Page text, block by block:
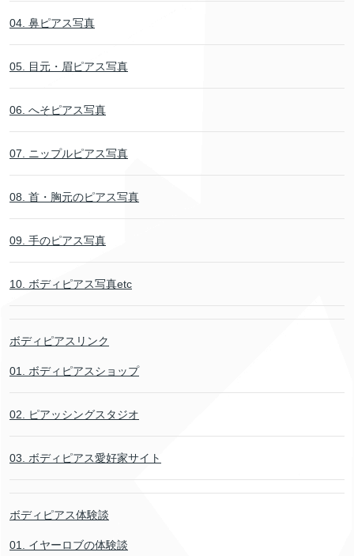
04. 鼻ピアス写真
05. 目元・眉ピアス写真
06. へそピアス写真
07. ニップルピアス写真
08. 首・胸元のピアス写真
09. 手のピアス写真
10. ボディピアス写真etc
ボディピアスリンク
01. ボディピアスショップ
02. ピアッシングスタジオ
03. ボディピアス愛好家サイト
ボディピアス体験談
01. イヤーロブの体験談